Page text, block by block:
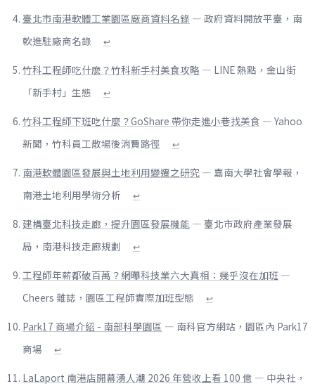
臺北市南港軟體工業園區廠商資料名錄 — 政府資料開放平臺，南
軟進駐廠商名錄
↩
竹科工程師吃什麼？竹科新手村美食攻略 — LINE 熱點，金山街
「新手村」生態
↩
竹科工程師下班吃什麼？GoShare 帶你走進小巷找美食 — Yahoo
新聞，竹科員工散場後消費路徑
↩
南港軟體園區發展與土地利用變遷之研究 — 嘉南大學社會學報，
南港土地利用學術分析
↩
建構臺北科技走廊，提升園區發展機能 — 臺北市政府產業發展
局，南港科技走廊規劃
↩
工程師年薪都破百萬？網曝科技業六大真相：幾乎沒在加班 —
Cheers 雜誌，園區工程師實際加班型態
↩
Park17 商場介紹 - 南部科學園區 — 南科官方網站，園區內 Park17
商場
↩
LaLaport 南港店開幕湧人潮 2026 年營收上看 100 億 — 中央社，